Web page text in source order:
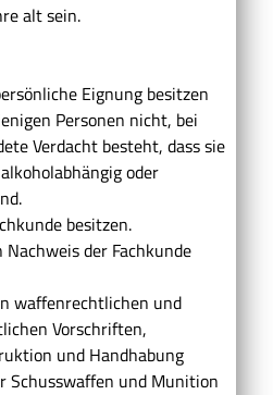
alt sein.
Eignung besitzen
Personen nicht, bei
Verdacht besteht, dass sie
oder
besitzen.
der Fachkunde
waffenrechtlichen und
Vorschriften,
und Handhabung
Schusswaffen und Munition